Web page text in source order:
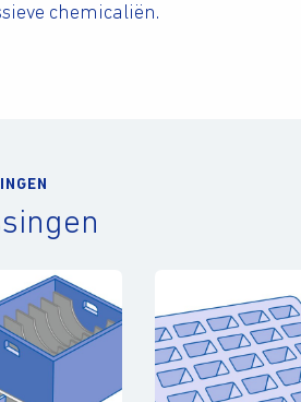
chemicaliën.